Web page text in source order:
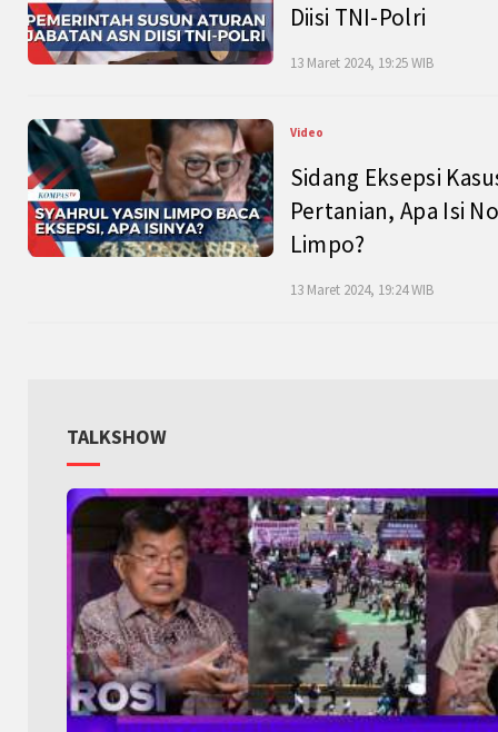
Diisi TNI-Polri
13 Maret 2024, 19:25 WIB
Video
Sidang Eksepsi
Pertanian, Apa Isi
Limpo?
13 Maret 2024, 19:24 WIB
TALKSHOW